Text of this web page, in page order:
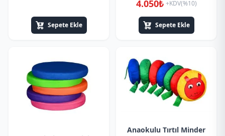
Sepete Ekle
4.050₺ +KDV(%10)
Sepete Ekle
Anaokulu Tırtıl Minder